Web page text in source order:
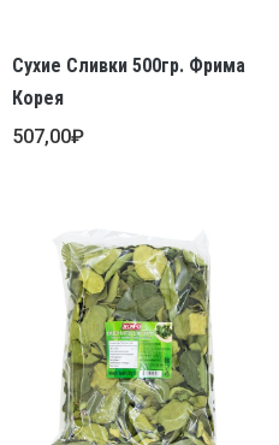
Сухие Сливки 500гр. Фрима
Корея
507,00₽